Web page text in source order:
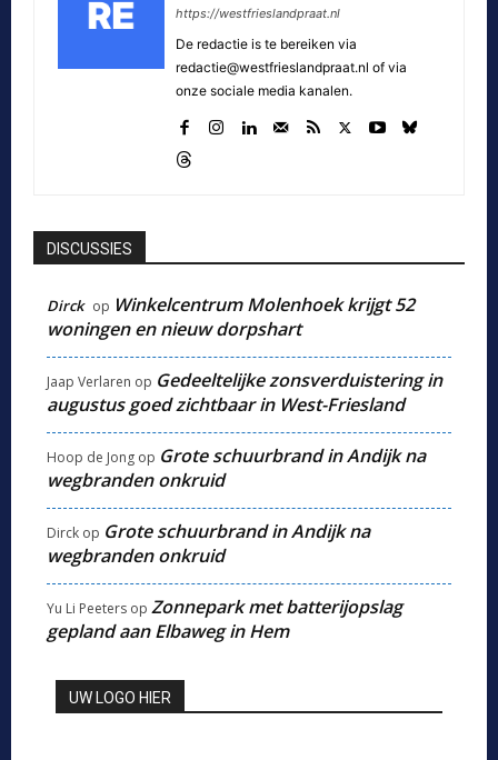
https://westfrieslandpraat.nl
De redactie is te bereiken via
redactie@westfrieslandpraat.nl of via
onze sociale media kanalen.
DISCUSSIES
Dirck op Winkelcentrum Molenhoek krijgt 52
woningen en nieuw dorpshart
Jaap Verlaren op Gedeeltelijke zonsverduistering in
augustus goed zichtbaar in West-Friesland
Hoop de Jong op Grote schuurbrand in Andijk na
wegbranden onkruid
Dirck op Grote schuurbrand in Andijk na
wegbranden onkruid
Yu Li Peeters op Zonnepark met batterijopslag
gepland aan Elbaweg in Hem
UW LOGO HIER